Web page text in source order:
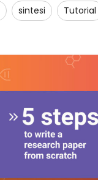
sintesi Tutorial